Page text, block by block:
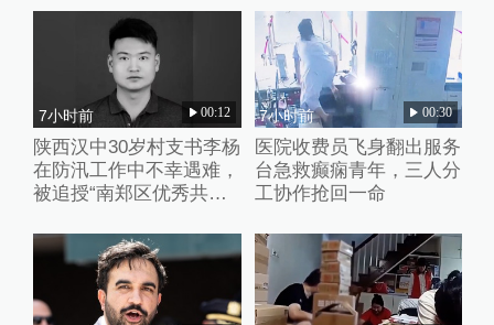
7小时前 00:12
陕西汉中30岁村支书李杨
在防汛工作中不幸遇难，
被追授“南郑区优秀共产
7小时前 00:30
医院收费员飞身翻出服务
台急救癫痫青年，三人分
工协作抢回一命